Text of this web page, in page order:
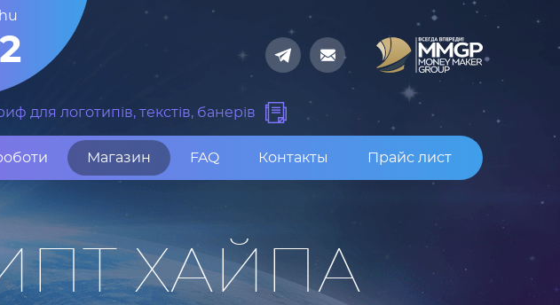
для логотипів, текстів, банерів
Магазин FAQ Контакты Прайс лист
ХАЙПА